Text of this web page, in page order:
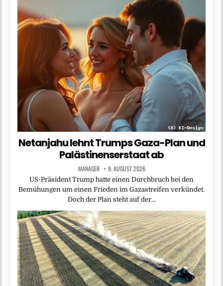
Netanjahu lehnt Trumps Gaza-Plan und
Palästinenserstaat ab
MANAGER 9. AUGUST 2026
US-Präsident Trump hatte einen Durchbruch bei den
Bemühungen um einen Frieden im Gazastreifen verkündet.
Doch der Plan steht auf der…